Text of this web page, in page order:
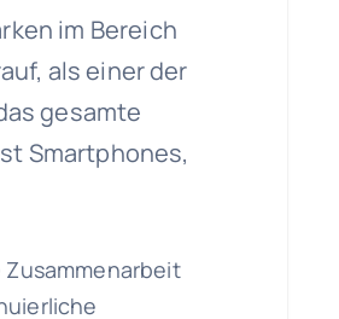
im Bereich
als einer der
gesamte
Smartphones,